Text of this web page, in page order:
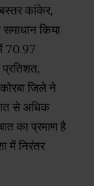
कांकेर,
किया
70.97
जिले ने
से अधिक
का प्रमाण है
में निरंतर